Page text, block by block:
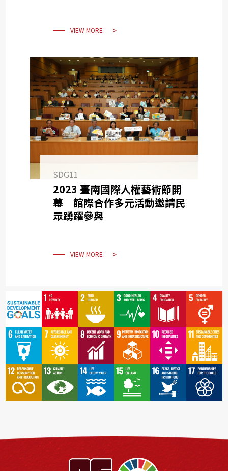
VIEW MORE
SDG11
2023 臺南國際人權藝術節開
幕 館際合作多元活動邀請民
眾踴躍參與
VIEW MORE